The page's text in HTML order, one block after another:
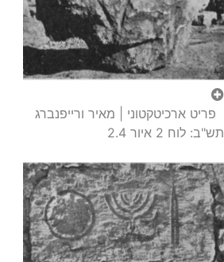
פריט ארכיטקטוני | מאיר ורייפנברג
תש"ב: לוח 2 איור 2.4